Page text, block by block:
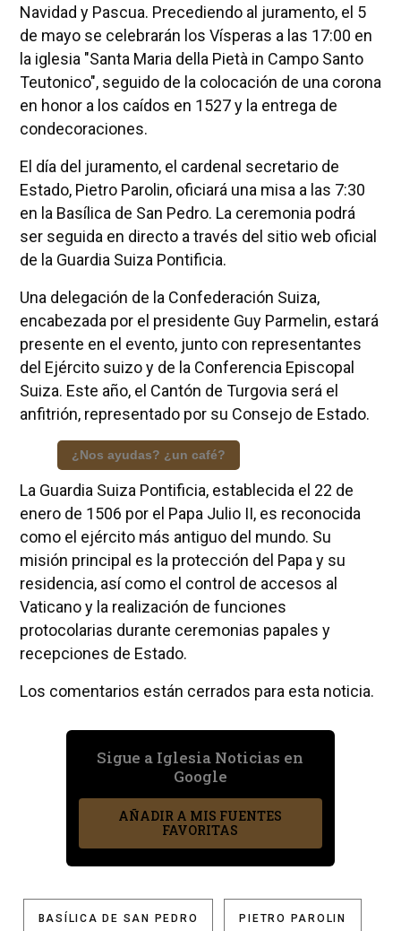
Navidad y Pascua. Precediendo al juramento, el 5
de mayo se celebrarán los Vísperas a las 17:00 en
la iglesia "Santa Maria della Pietà in Campo Santo
Teutonico", seguido de la colocación de una corona
en honor a los caídos en 1527 y la entrega de
condecoraciones.
El día del juramento, el cardenal secretario de
Estado, Pietro Parolin, oficiará una misa a las 7:30
en la Basílica de San Pedro. La ceremonia podrá
ser seguida en directo a través del sitio web oficial
de la Guardia Suiza Pontificia.
Una delegación de la Confederación Suiza,
encabezada por el presidente Guy Parmelin, estará
presente en el evento, junto con representantes
del Ejército suizo y de la Conferencia Episcopal
Suiza. Este año, el Cantón de Turgovia será el
anfitrión, representado por su Consejo de Estado.
¿Nos ayudas? ¿un café?
La Guardia Suiza Pontificia, establecida el 22 de
enero de 1506 por el Papa Julio II, es reconocida
como el ejército más antiguo del mundo. Su
misión principal es la protección del Papa y su
residencia, así como el control de accesos al
Vaticano y la realización de funciones
protocolarias durante ceremonias papales y
recepciones de Estado.
Los comentarios están cerrados para esta noticia.
Sigue a Iglesia Noticias en
Google
AÑADIR A MIS FUENTES
FAVORITAS
BASÍLICA DE SAN PEDRO PIETRO PAROLIN